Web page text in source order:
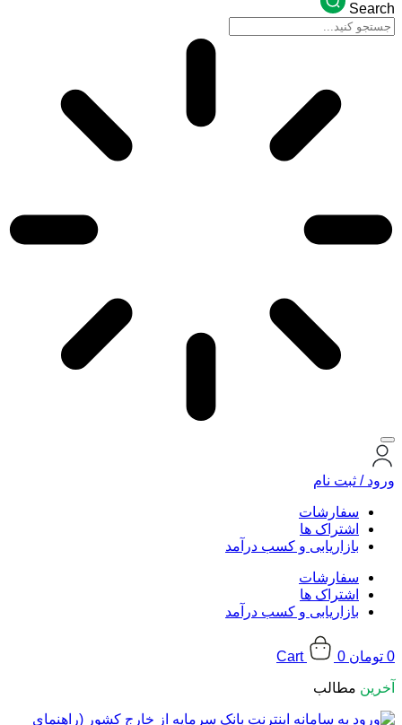
Search
ورود / ثبت نام
سفارشات
اشتراک ها
بازاریابی و کسب درآمد
سفارشات
اشتراک ها
بازاریابی و کسب درآمد
0 تومان 0
Cart
آخرین مطالب